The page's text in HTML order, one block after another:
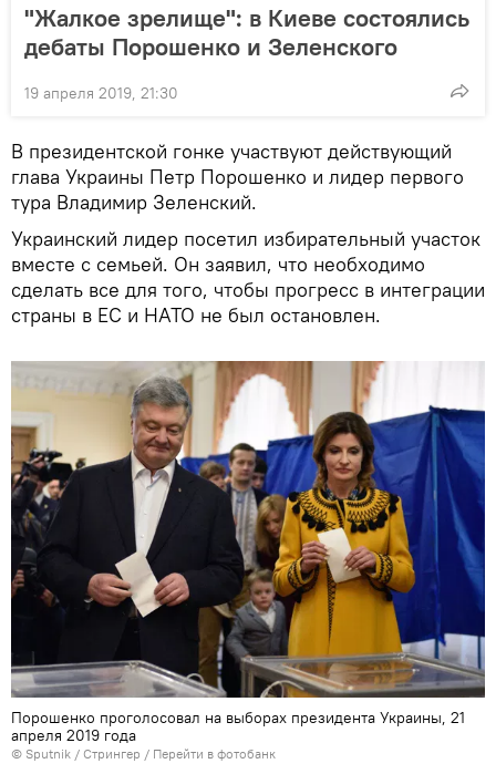
"Жалкое зрелище": в Киеве состоялись
дебаты Порошенко и Зеленского
19 апреля 2019, 21:30
В президентской гонке участвуют действующий
глава Украины Петр Порошенко и лидер первого
тура Владимир Зеленский.
Украинский лидер посетил избирательный участок
вместе с семьей. Он заявил, что необходимо
сделать все для того, чтобы прогресс в интеграции
страны в ЕС и НАТО не был остановлен.
Порошенко проголосовал на выборах президента Украины, 21
апреля 2019 года
© Sputnik / Стрингер / Перейти в фотобанк